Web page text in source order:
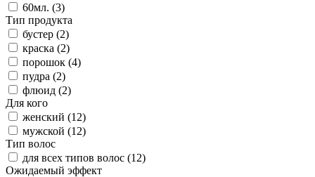
60мл. (3)
Тип продукта
бустер (2)
краска (2)
порошок (4)
пудра (2)
флюид (2)
Для кого
женский (12)
мужской (12)
Тип волос
для всех типов волос (12)
Ожидаемый эффект